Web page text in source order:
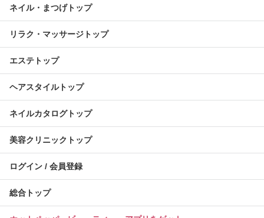
ネイル・まつげトップ
リラク・マッサージトップ
エステトップ
ヘアスタイルトップ
ネイルカタログトップ
美容クリニックトップ
ログイン / 会員登録
総合トップ